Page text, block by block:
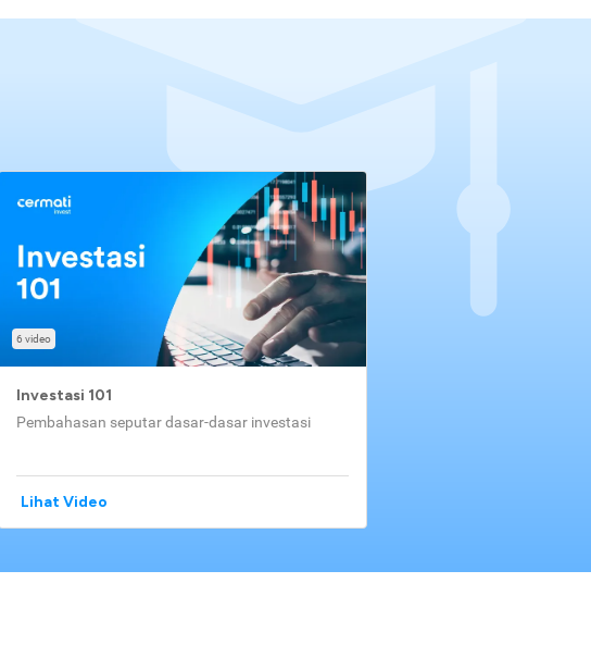
6 video
Investasi 101
Pembahasan seputar dasar-dasar investasi
Lihat Video